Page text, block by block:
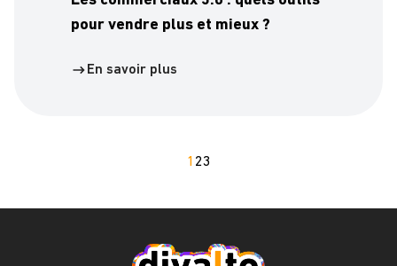
pour vendre plus et mieux ?
En savoir plus
1 23